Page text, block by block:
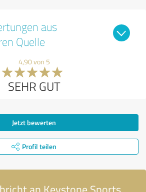
aus
Quelle
4,90 von 5
SEHR GUT
Jetzt bewerten
Profil teilen